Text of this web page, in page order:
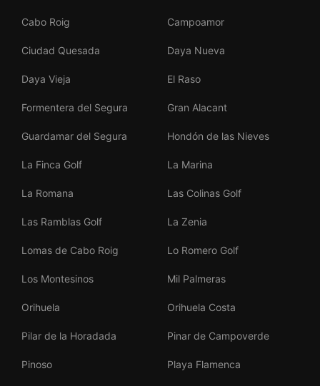
Cabo Roig Campoamor
Ciudad Quesada Daya Nueva
Daya Vieja El Raso
Formentera del Segura Gran Alacant
Guardamar del Segura Hondón de las Nieves
La Finca Golf La Marina
La Romana Las Colinas Golf
Las Ramblas Golf La Zenia
Lomas de Cabo Roig Lo Romero Golf
Los Montesinos Mil Palmeras
Orihuela Orihuela Costa
Pilar de la Horadada Pinar de Campoverde
Pinoso Playa Flamenca